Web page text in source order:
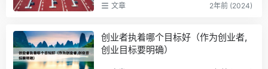
文章 2年前 (2024)
创业者执着哪个目标好（作为创业者,
创业目标要明确）